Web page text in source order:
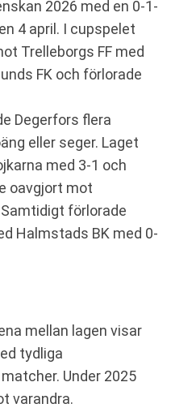
2026 med en 0-1-
4 april. I cupspelet
Trelleborgs FF med
FK och förlorade
Degerfors flera
eller seger. Laget
med 3-1 och
oavgjort mot
förlorade
Halmstads BK med 0-
mellan lagen visar
tydliga
Under 2025
varandra.